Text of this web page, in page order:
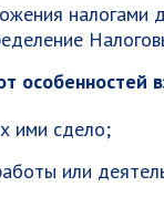
налогами
особенностей
ими сдело;
или